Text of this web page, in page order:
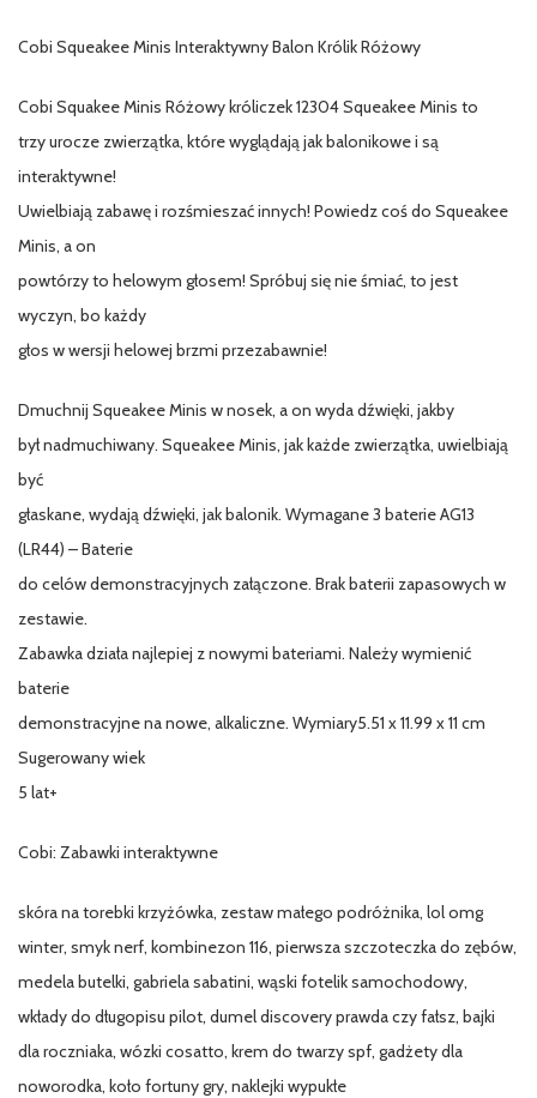
Cobi Squeakee Minis Interaktywny Balon Królik Różowy
Cobi Squakee Minis Różowy króliczek 12304 Squeakee Minis to
trzy urocze zwierzątka, które wyglądają jak balonikowe i są
interaktywne!
Uwielbiają zabawę i rozśmieszać innych! Powiedz coś do Squeakee
Minis, a on
powtórzy to helowym głosem! Spróbuj się nie śmiać, to jest
wyczyn, bo każdy
głos w wersji helowej brzmi przezabawnie!
Dmuchnij Squeakee Minis w nosek, a on wyda dźwięki, jakby
był nadmuchiwany. Squeakee Minis, jak każde zwierzątka, uwielbiają
być
głaskane, wydają dźwięki, jak balonik. Wymagane 3 baterie AG13
(LR44) – Baterie
do celów demonstracyjnych załączone. Brak baterii zapasowych w
zestawie.
Zabawka działa najlepiej z nowymi bateriami. Należy wymienić
baterie
demonstracyjne na nowe, alkaliczne. Wymiary5.51 x 11.99 x 11 cm
Sugerowany wiek
5 lat+
Cobi: Zabawki interaktywne
skóra na torebki krzyżówka, zestaw małego podróżnika, lol omg
winter, smyk nerf, kombinezon 116, pierwsza szczoteczka do zębów,
medela butelki, gabriela sabatini, wąski fotelik samochodowy,
wkłady do długopisu pilot, dumel discovery prawda czy fałsz, bajki
dla roczniaka, wózki cosatto, krem do twarzy spf, gadżety dla
noworodka, koło fortuny gry, naklejki wypukłe